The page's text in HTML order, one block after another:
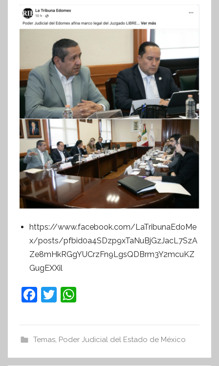
https://www.facebook.com/LaTribunaEdoMe
x/posts/pfbid0a4SDzp9xTaNuBjGzJacL7SzA
Ze8mHkRGgYUCrzFn9LgsQDBrm3Y2mcuKZ
GugEXXil
F
e
b
T
er s
A
Temas, Poder Judicial del Estado de México